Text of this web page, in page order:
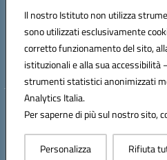
Il nostro Istituto non utilizza
sono utilizzati esclusivamente
corretto funzionamento del sito,
istituzionali e alla sua accessibilità
strumenti statistici anonimizzati
Analytics Italia.
Per saperne di più sul nostro sito,
Personalizza Rifiuta
Codice fiscale: 80006490686
Codice meccanografico:peee052003
Codice Indice delle Pubbliche
Codice unico di fatturazione (CUF):
Hosting & Powered
Concept & Design